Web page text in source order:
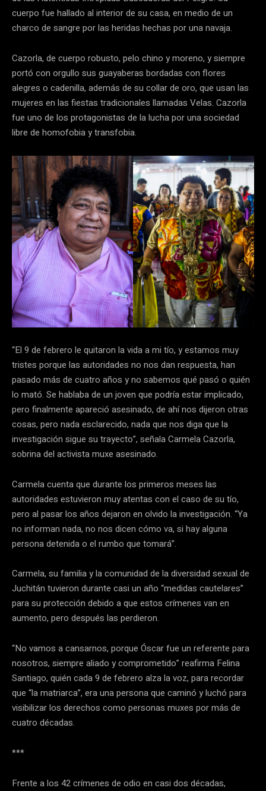
cuerpo fue hallado al interior de su casa, en medio de un
charco de sangre por las heridas hechas por una navaja.
Cazorla, de cuerpo robusto, pelo chino y moreno, y siempre
portó con orgullo sus guayaberas bordadas con flores
alegres o cadenilla, además de su collar de oro, que usan las
mujeres en las fiestas tradicionales llamadas Velas. Cazorla
fue uno de los protagonistas de la lucha por una sociedad
libre de homofobia y transfobia.
“El 9 de febrero le quitaron la vida a mi tío, y estamos muy
tristes porque las autoridades no nos dan respuesta, han
pasado más de cuatro años y no sabemos qué pasó o quién
lo mató. Se hablaba de un joven que podría estar implicado,
pero finalmente apareció asesinado, de ahí nos dijeron otras
cosas, pero nada esclarecido, nada que nos diga que la
investigación sigue su trayecto”, señala Carmela Cazorla,
sobrina del activista muxe asesinado.
Carmela cuenta que durante los primeros meses las
autoridades estuvieron muy atentas con el caso de su tío,
pero al pasar los años dejaron en olvido la investigación. “Ya
no informan nada, no nos dicen cómo va, si hay alguna
persona detenida o el rumbo que tomará”.
Carmela, su familia y la comunidad de la diversidad sexual de
Juchitán tuvieron durante casi un año “medidas cautelares”
para su protección debido a que estos crímenes van en
aumento, pero después las perdieron.
“No vamos a cansarnos, porque Óscar fue un referente para
nosotros, siempre aliado y comprometido” reafirma Felina
Santiago, quién cada 9 de febrero alza la voz, para recordar
que “la matriarca”, era una persona que caminó y luchó para
visibilizar los derechos como personas muxes por más de
cuatro décadas.
***
Frente a los 42 crímenes de odio en casi dos décadas,